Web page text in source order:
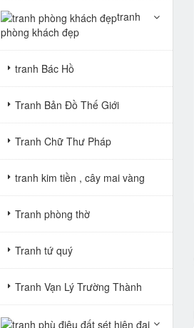
tranh
phòng khách đẹp
tranh Bác Hồ
Tranh Bản Đồ Thế Giới
Tranh Chữ Thư Pháp
tranh kim tiền , cây mai vàng
Tranh phòng thờ
Tranh tứ quý
Tranh Vạn Lý Trường Thành